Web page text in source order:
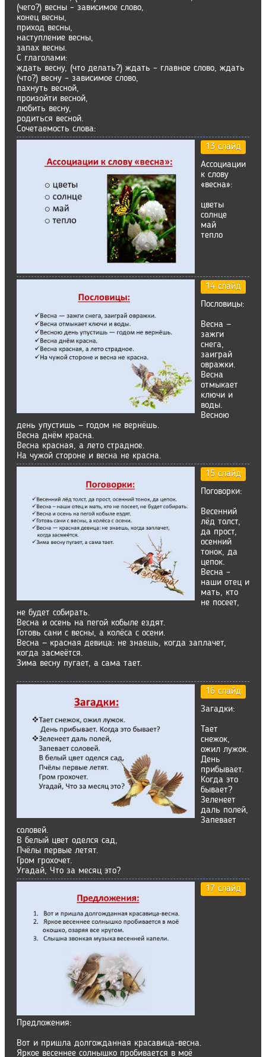
(чего?) весны – зависимое слово,
конец весны,
приход весны,
наступление весны,
запах весны.
С глаголами:
ждать весну, (что делать?) ждать – главное слово, ждать
(что?) весну – зависимое слово,
пахнуть весной,
произойти весной,
любить весну,
родиться весной.
Сочетаемость слова:
13 слайд
Ассоциации
к слову
«весна»:
цветы
солнце
май
тепло
14 слайд
Пословицы:
Весна —
зажги
снега,
заиграй
овражки.
Весна
отмыкает
ключи и
воды.
Весною
день упустишь — годом не вернёшь.
Весна днём красна.
Весна красная, а лето страдное.
На чужой стороне и весна не красна.
15 слайд
Поговорки:
Весенний
лёд толст,
да прост,
осенний
тонок, да
цепок.
Весна –
наши отец и
мать, кто
не посеет,
не будет собирать.
Весна и осень на пегой кобыле ездят.
Готовь сани с весны, а колёса с осени.
Весна — красная девица: не знаешь, когда заплачет,
когда засмеётся.
Зима весну пугает, а сама тает.
16 слайд
Загадки:
Тает
снежок,
ожил лужок.
День
прибывает.
Когда это
бывает?
Зеленеет
даль полей,
Запевает
соловей.
В белый цвет оделся сад,
Пчёлы первые летят.
Гром грохочет.
Угадай, Что за месяц это?
17 слайд
Предложения:
Вот и пришла долгожданная красавица-весна.
Яркое весеннее солнышко пробивается в моё